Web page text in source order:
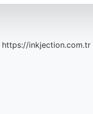
https://inkjection.com.tr